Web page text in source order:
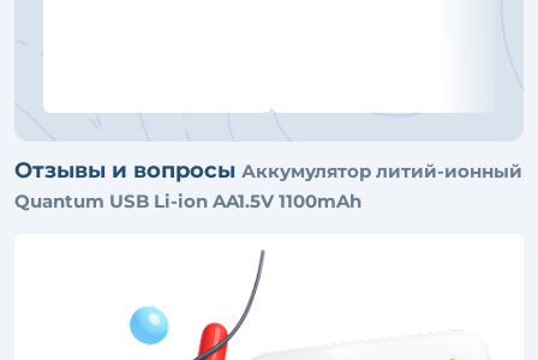
Отзывы и вопросы Аккумулятор литий-ионный
Quantum USB Li-ion AA1.5V 1100mAh